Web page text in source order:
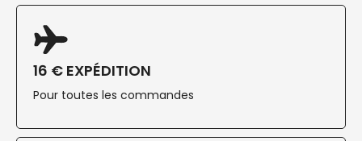
16 € EXPÉDITION
Pour toutes les commandes